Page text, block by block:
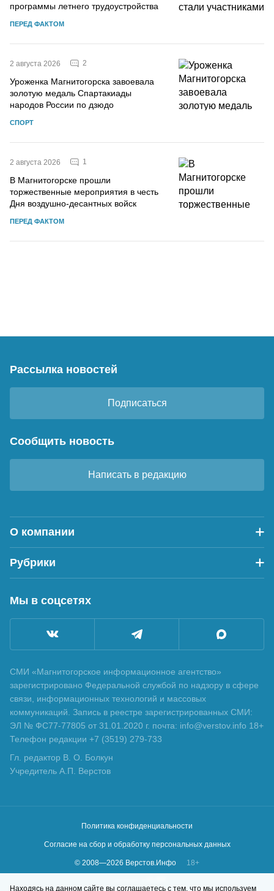
программы летнего трудоустройства
ПЕРЕД ФАКТОМ
2 августа 2026 2
Уроженка Магнитогорска завоевала
золотую медаль Спартакиады
народов России по дзюдо
СПОРТ
2 августа 2026 1
В Магнитогорске прошли
торжественные мероприятия в честь
Дня воздушно-десантных войск
ПЕРЕД ФАКТОМ
Рассылка новостей
Подписаться
Сообщить новость
Написать в редакцию
О компании
Рубрики
Мы в соцсетях
СМИ «Магнитогорское информационное агентство»
зарегистрировано Федеральной службой по надзору в сфере
связи, информационных технологий и массовых
коммуникаций. Запись в реестре зарегистрированных СМИ:
ЭЛ № ФС77-77805 от 31.01.2020 г. почта: info@verstov.info 18+
Телефон редакции +7 (3519) 279-733
Гл. редактор В. О. Болкун
Учредитель А.П. Верстов
Политика конфиденциальности
Согласие на сбор и обработку персональных данных
© 2008—2026 Верстов.Инфо
18+
Находясь на данном сайте вы соглашаетесь с тем, что мы используем